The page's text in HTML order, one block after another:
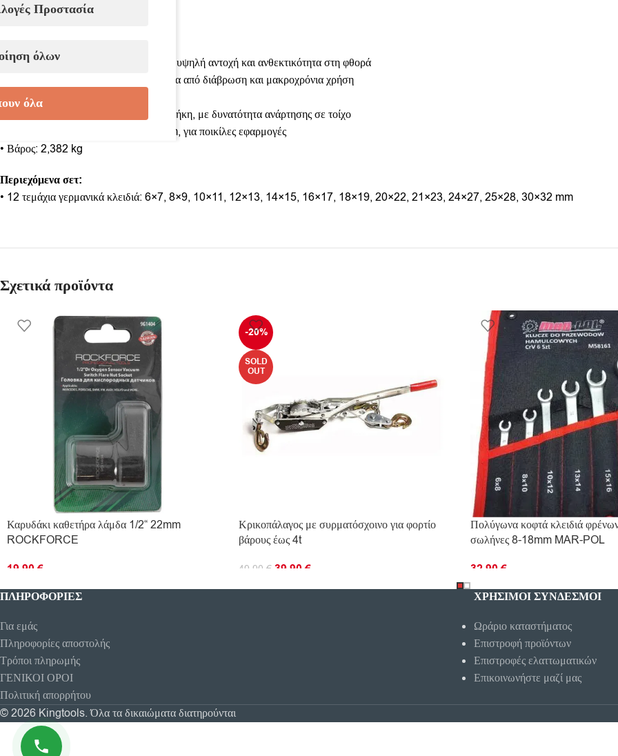
Χαρακτηριστικά:
• Υλικό: Χάλυβας χρωμίου-βαναδίου – υψηλή αντοχή και ανθεκτικότητα στη φθορά
• Επίστρωση: Χρωμιωμένη – προστασία από διάβρωση και μακροχρόνια χρήση
• Αριθμός τεμαχίων: 12 τεμάχια
• Συσκευασία: Ανθεκτική υφασμάτινη θήκη, με δυνατότητα ανάρτησης σε τοίχο
• Εύρος διαστάσεων: 6×7 – 30×32 mm, για ποικίλες εφαρμογές
• Βάρος: 2,382 kg
Περιεχόμενα σετ:
• 12 τεμάχια γερμανικά κλειδιά: 6×7, 8×9, 10×11, 12×13, 14×15, 16×17, 18×19, 20×22, 21×23, 24×27, 25×28, 30×32 mm
Σχετικά προϊόντα
Καρυδάκι καθετήρα λάμδα 1/2“ 22mm
ROCKFORCE
19.90€
ΠΡΟΣΘΉΚΗ ΣΤΟ ΚΑΛΆΘΙ
-20%
SOLD
OUT
Κρικοπάλαγος με συρματόσχοινο για φορτίο
βάρους έως 4t
49.90 € 39.90€
ΔΙΑΒΆΣΤΕ ΠΕΡΙΣΣΌΤΕΡΑ
Πολύγωνα κοφτά κλειδιά
σωλήνες 8-18mm MAR-POL
32.90€
ΠΡΟΣΘΉΚΗ ΣΤΟ ΚΑΛΆΘΙ
ΠΛΗΡΟΦΟΡΊΕΣ
Για εμάς
Πληροφορίες αποστολής
Τρόποι πληρωμής
ΓΕΝΙΚΟΙ ΟΡΟΙ
Πολιτική απορρήτου
ΧΡΗΣΙΜΟΙ ΣΥΝΔΕΣΜΟΙ
Ωράριο καταστήματος
Επιστροφή προϊόντων
Επιστροφές ελαττωματικών
Επικοινωνήστε μαζί μας
© 2026 Kingtools. Όλα τα δικαιώματα διατηρούνται
Προστασία
όλων
όλα